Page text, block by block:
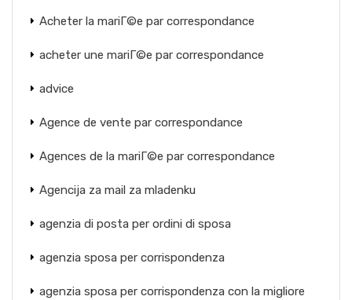
Acheter la mariГ©e par correspondance
acheter une mariГ©e par correspondance
advice
Agence de vente par correspondance
Agences de la mariГ©e par correspondance
Agencija za mail za mladenku
agenzia di posta per ordini di sposa
agenzia sposa per corrispondenza
agenzia sposa per corrispondenza con la migliore